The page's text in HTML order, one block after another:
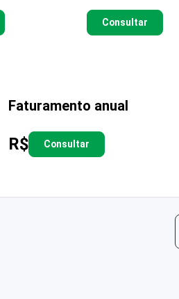
Consultar
Faturamento anual
R$ Consultar